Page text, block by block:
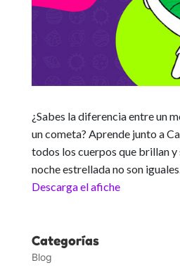
¿Sabes la diferencia entre un
un cometa? Aprende junto a
todos los cuerpos que brillan y
noche estrellada no son
Descarga el afiche
Categorías
Blog